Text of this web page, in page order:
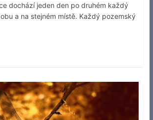
dochází jeden den po druhém každý
a na stejném místě. Každý pozemský